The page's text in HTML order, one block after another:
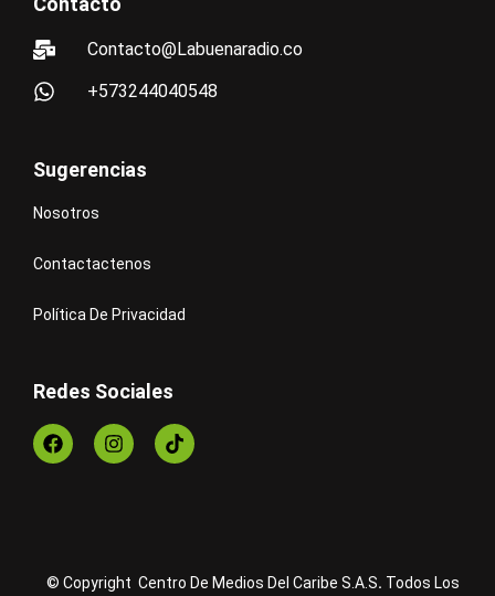
Contacto@Labuenaradio.co
+573244040548
Sugerencias
Nosotros
Contactactenos
Política De Privacidad
Redes Sociales
© Copyright Centro De Medios Del Caribe S.A.S. Todos Los